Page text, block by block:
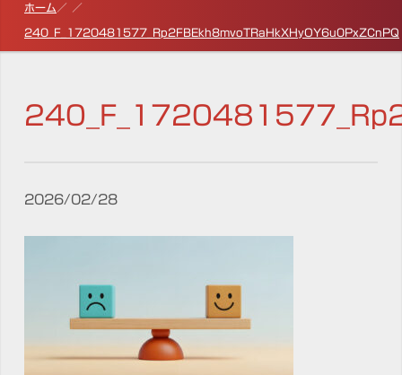
ホーム
240_F_1720481577_Rp2FBEkh8mvoTRaHkXHyOY6u0PxZCnPQ
2026/02/28